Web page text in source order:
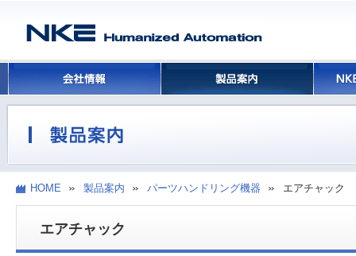
HOME 製品案内 パーツハンドリング機器 エアチャック
エアチャック